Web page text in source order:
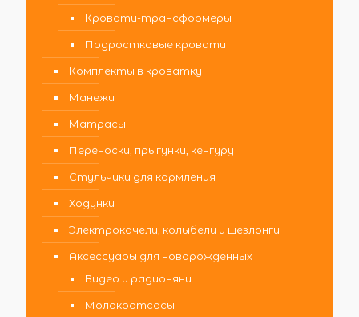
Кровати-трансформеры
Подростковые кровати
Комплекты в кроватку
Манежи
Матрасы
Переноски, прыгунки, кенгуру
Стульчики для кормления
Ходунки
Электрокачели, колыбели и шезлонги
Аксессуары для новорожденных
Видео и радионяни
Молокоотсосы